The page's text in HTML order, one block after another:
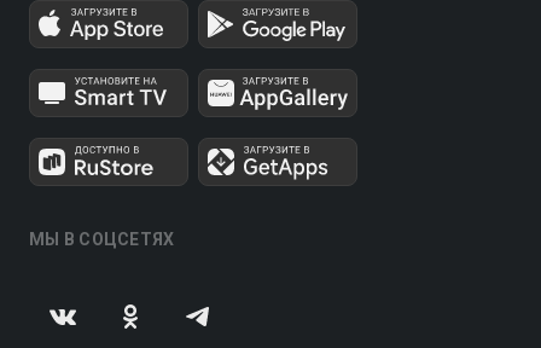
МЫ В СОЦСЕТЯХ